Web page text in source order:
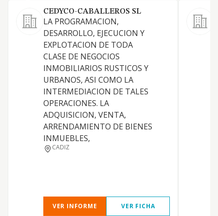
CEDYCO-CABALLEROS SL
LA PROGRAMACION,
DESARROLLO, EJECUCION Y
EXPLOTACION DE TODA
CLASE DE NEGOCIOS
INMOBILIARIOS RUSTICOS Y
URBANOS, ASI COMO LA
INTERMEDIACION DE TALES
OPERACIONES. LA
ADQUISICION, VENTA,
ARRENDAMIENTO DE BIENES
INMUEBLES,
CADIZ
VER INFORME VER FICHA